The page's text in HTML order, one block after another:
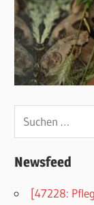
Newsfeed
[47228: